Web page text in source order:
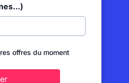
offres du moment